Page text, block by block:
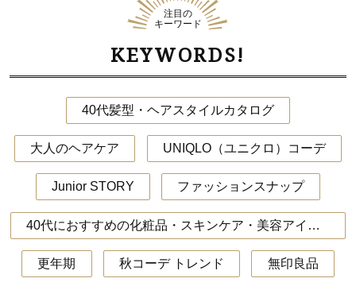
注目の
キーワード
KEYWORDS!
40代髪型・ヘアスタイルカタログ
大人のヘアケア UNIQLO（ユニクロ）コーデ
Junior STORY ファッションスナップ
40代におすすめの化粧品・スキンケア・美容アイテム
更年期 秋コーデ トレンド 無印良品